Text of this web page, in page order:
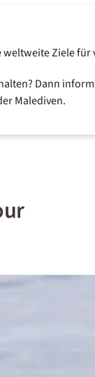
weltweite Ziele für
Dann
Malediven.